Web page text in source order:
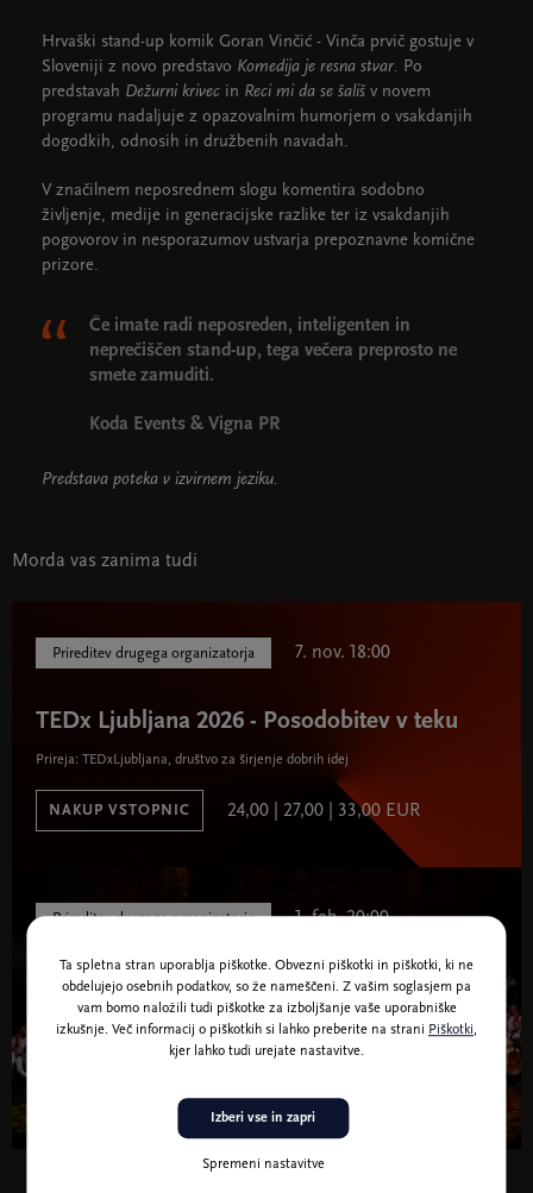
Hrvaški stand-up komik Goran Vinčić - Vinča prvič gostuje v
Sloveniji z novo predstavo Komedija je resna stvar. Po
predstavah Dežurni krivec in Reci mi da se šališ v novem
programu nadaljuje z opazovalnim humorjem o vsakdanjih
dogodkih, odnosih in družbenih navadah.
V značilnem neposrednem slogu komentira sodobno
življenje, medije in generacijske razlike ter iz vsakdanjih
pogovorov in nesporazumov ustvarja prepoznavne komične
prizore.
Če imate radi neposreden, inteligenten in
neprečiščen stand-up, tega večera preprosto ne
smete zamuditi.
Koda Events & Vigna PR
Predstava poteka v izvirnem jeziku.
Morda vas zanima tudi
Prireditev drugega organizatorja 7. nov. 18:00
TEDx Ljubljana 2026 - Posodobitev v teku
Prireja: TEDxLjubljana, društvo za širjenje dobrih idej
NAKUP VSTOPNIC 24,00 | 27,00 | 33,00 EUR
Prireditev drugega organizatorja 1. feb. 20:00
100 romskih violin
Budimpeštanski romski simfonični orkester
Prireja: Calix Music d.o.o.
Ta spletna stran uporablja piškotke. Obvezni piškotki in piškotki, ki ne
obdelujejo osebnih podatkov, so že nameščeni. Z vašim soglasjem pa
vam bomo naložili tudi piškotke za izboljšanje vaše uporabniške
izkušnje. Več informacij o piškotkih si lahko preberite na strani Piškotki,
kjer lahko tudi urejate nastavitve.
Spremeni nastavitve
Izberi vse in zapri